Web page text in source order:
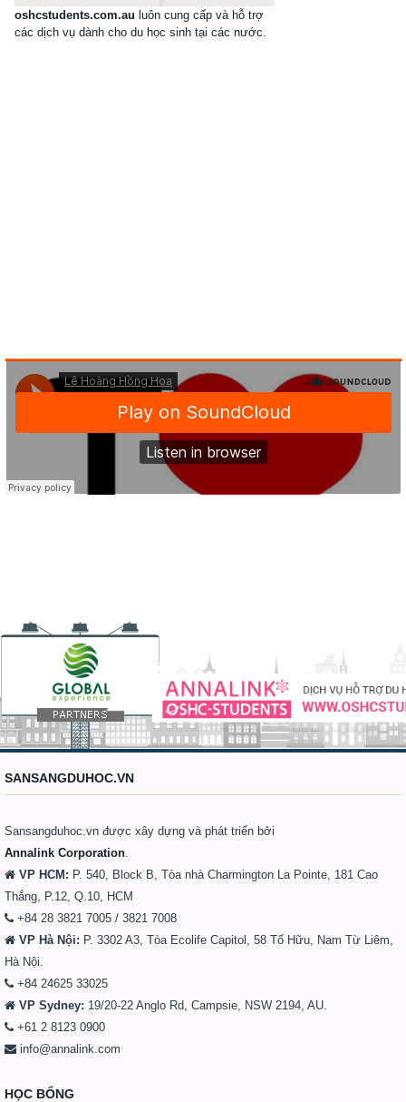
oshcstudents.com.au luôn cung cấp và hỗ trợ
các dịch vụ dành cho du học sinh tại các nước.
SANSANGDUHOC.VN
Sansangduhoc.vn được xây dựng và phát triển bởi
Annalink Corporation
VP HCM: P. 540, Block B, Tòa nhà Charmington La Pointe, 181 Cao
Thắng, P.12, Q.10, HCM
+84 28 3821 7005 / 3821 7008
VP Hà Nội: P. 3302 A3, Tòa Ecolife Capitol, 58 Tố Hữu, Nam Từ Liêm,
Hà Nội.
+84 24625 33025
VP Sydney: 19/20-22 Anglo Rd, Campsie, NSW 2194, AU.
+61 2 8123 0900
info@annalink.com
HỌC BỔNG